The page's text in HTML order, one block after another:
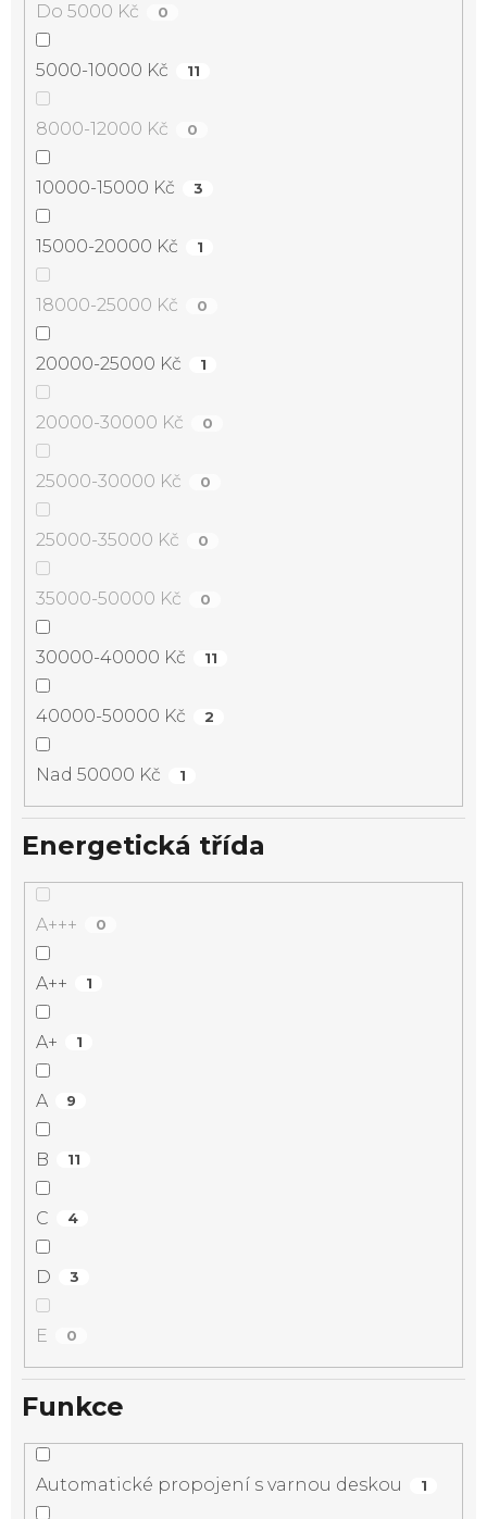
Do 5000 Kč 0
5000-10000 Kč 11
8000-12000 Kč 0
10000-15000 Kč 3
15000-20000 Kč 1
18000-25000 Kč 0
20000-25000 Kč 1
20000-30000 Kč 0
25000-30000 Kč 0
25000-35000 Kč 0
35000-50000 Kč 0
30000-40000 Kč 11
40000-50000 Kč 2
Nad 50000 Kč 1
Energetická třída
A+++ 0
A++ 1
A+ 1
A 9
B 11
C 4
D 3
E 0
Funkce
Automatické propojení s varnou deskou 1